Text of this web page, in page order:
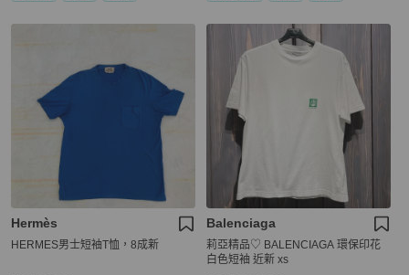
Hermès
HERMES男士短袖T恤，8成新
Balenciaga
莉亞精品♡ BALENCIAGA 環保印花
白色短袖 近新 xs